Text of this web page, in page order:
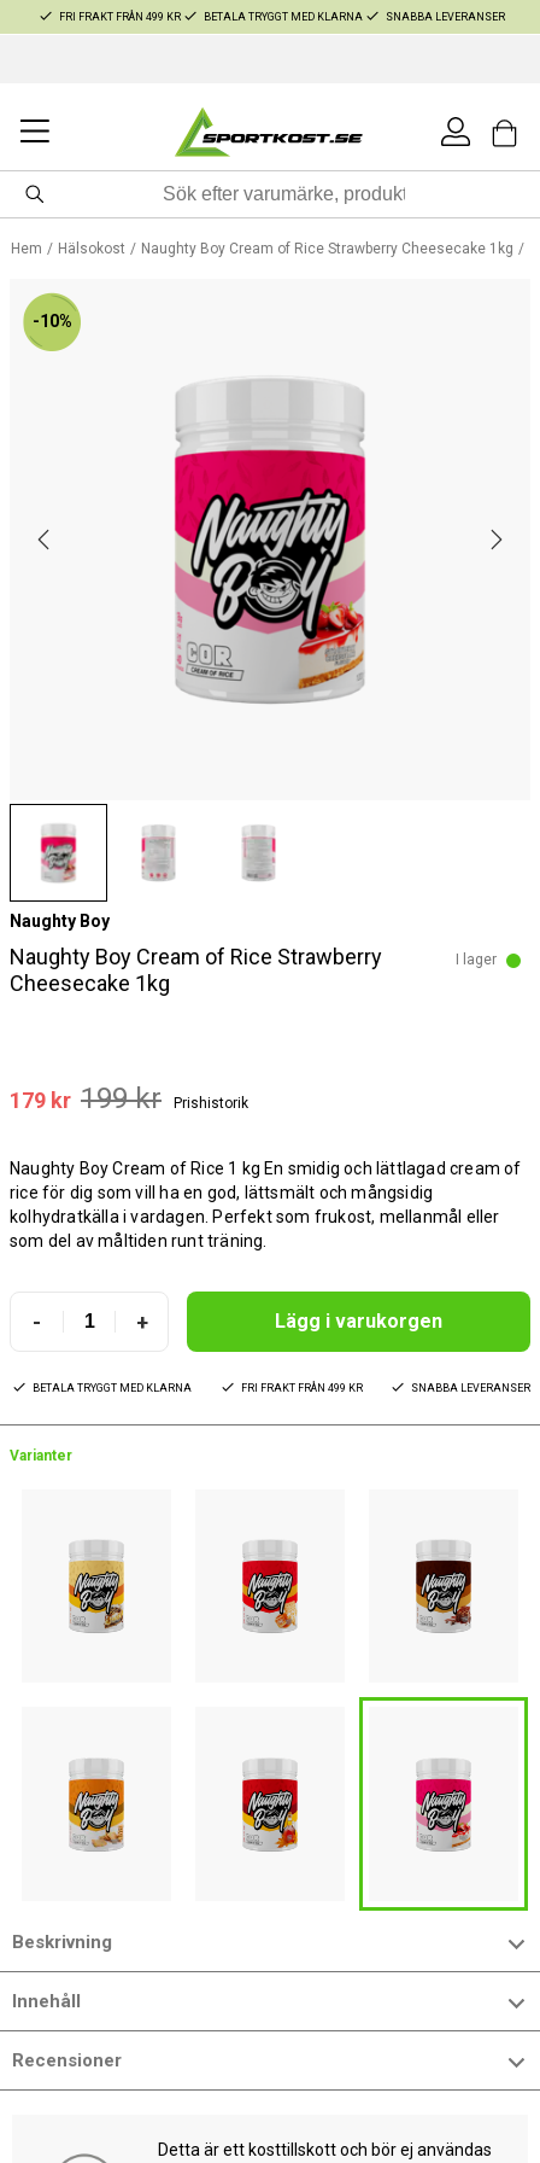
FRI FRAKT FRÅN 499 KR BETALA TRYGGT MED KLARNA SNABBA LEVERANSER
Hem Hälsokost Naughty Boy Cream of Rice Strawberry Cheesecake 1kg
-10%
Naughty Boy
Naughty Boy Cream of Rice Strawberry
Cheesecake 1kg
I lager
179 kr 199 kr Prishistorik
Naughty Boy Cream of Rice 1 kg En smidig och lättlagad cream of
rice för dig som vill ha en god, lättsmält och mångsidig
kolhydratkälla i vardagen. Perfekt som frukost, mellanmål eller
som del av måltiden runt träning.
- + Lägg i varukorgen
BETALA TRYGGT MED KLARNA FRI FRAKT FRÅN 499 KR SNABBA LEVERANSER
Varianter
Beskrivning
Innehåll
Recensioner
Detta är ett kosttillskott och bör ej användas